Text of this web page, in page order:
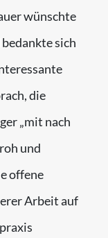
wünschte
sich
die
„mit nach
und
offene
Arbeit auf